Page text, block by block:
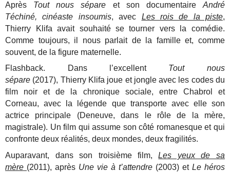
Après Tout nous sépare et son documentaire André
Téchiné, cinéaste insoumis, avec Les rois de la piste,
Thierry Klifa avait souhaité se tourner vers la comédie.
Comme toujours, il nous parlait de la famille et, comme
souvent, de la figure maternelle.
Flashback. Dans l’excellent Tout nous
sépare (2017), Thierry Klifa joue et jongle avec les codes du
film noir et de la chronique sociale, entre Chabrol et
Corneau, avec la légende que transporte avec elle son
actrice principale (Deneuve, dans le rôle de la mère,
magistrale). Un film qui assume son côté romanesque et qui
confronte deux réalités, deux mondes, deux fragilités.
Auparavant, dans son troisième film,Les yeux de sa
mère (2011), après Une vie à t’attendre (2003) et Le héros